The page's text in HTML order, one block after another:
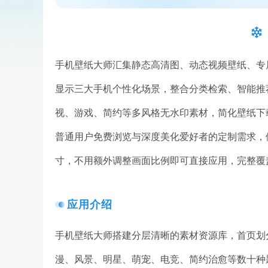
手机壁纸大师汇集静态高清图、动态视频壁纸、
显示三大手机个性化场景，整合分类检索、智能
视、游戏、简约等多风格无水印素材，简化壁纸
普通用户免费浏览与深度美化爱好者的定制需求
寸，不用额外调整画面比例即可直接应用，完整
应用介绍
手机壁纸大师搭建分层清晰的素材资源库，首页
漫、风景、明星、萌宠、电竞、简约治愈等数十